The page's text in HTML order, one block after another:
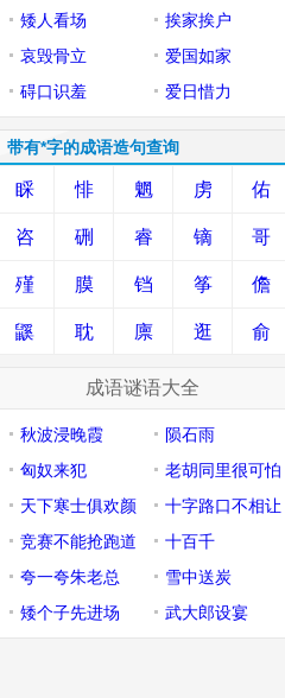
矮人看场
挨家挨户
哀毁骨立
爱国如家
碍口识羞
爱日惜力
带有*字的成语造句查询
睬 悱 魍 虏 佑
咨 硎 睿 镝 哥
殣 膜 铛 筝 儋
鼷 耽 廪 逛 俞
成语谜语大全
秋波浸晚霞
陨石雨
匈奴来犯
老胡同里很可怕
天下寒士俱欢颜
十字路口不相让
竞赛不能抢跑道
十百千
夸一夸朱老总
雪中送炭
矮个子先进场
武大郎设宴